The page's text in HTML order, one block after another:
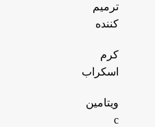
ترمیم
کننده
کرم
اسکراب
ویتامین
c